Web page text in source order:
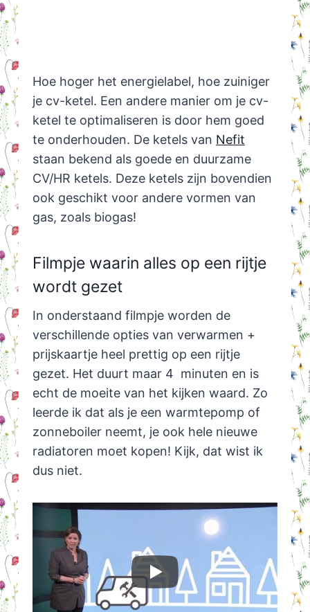
Hoe hoger het energielabel, hoe zuiniger
je cv-ketel. Een andere manier om je cv-
ketel te optimaliseren is door hem goed
te onderhouden. De ketels van Nefit
staan bekend als goede en duurzame
CV/HR ketels. Deze ketels zijn bovendien
ook geschikt voor andere vormen van
gas, zoals biogas!
Filmpje waarin alles op een rijtje
wordt gezet
In onderstaand filmpje worden de
verschillende opties van verwarmen +
prijskaartje heel prettig op een rijtje
gezet. Het duurt maar 4 minuten en is
echt de moeite van het kijken waard. Zo
leerde ik dat als je een warmtepomp of
zonneboiler neemt, je ook hele nieuwe
radiatoren moet kopen! Kijk, dat wist ik
dus niet.